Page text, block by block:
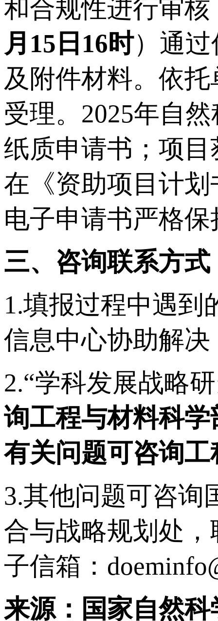
和合规性进行审
月15日16时）通
及附件材料。依
受理。2025年自
纸质申请书；项
在《资助项目计
电子申请书严格
三、咨询联系方式
1.填报过程中遇到
信息中心协助解决
2.“学科发展战略
询工程与材料科
有关问题可咨询
3.其他问题可咨询
合与战略规划处，
子信箱：
来源：国家自然